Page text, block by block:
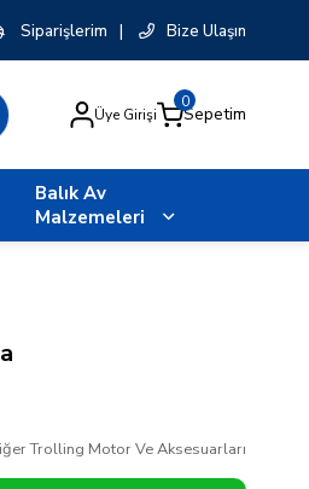
Siparişlerim | Bize Ulaşın
Üye Girişi Sepetim
0
Balık Av
Malzemeleri
Trolling Motor Ve Aksesuarları